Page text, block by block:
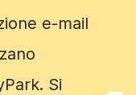
e-mail
Si
e-mail
Si